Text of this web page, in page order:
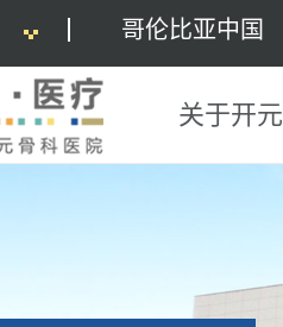
哥伦比亚中国
关于开元